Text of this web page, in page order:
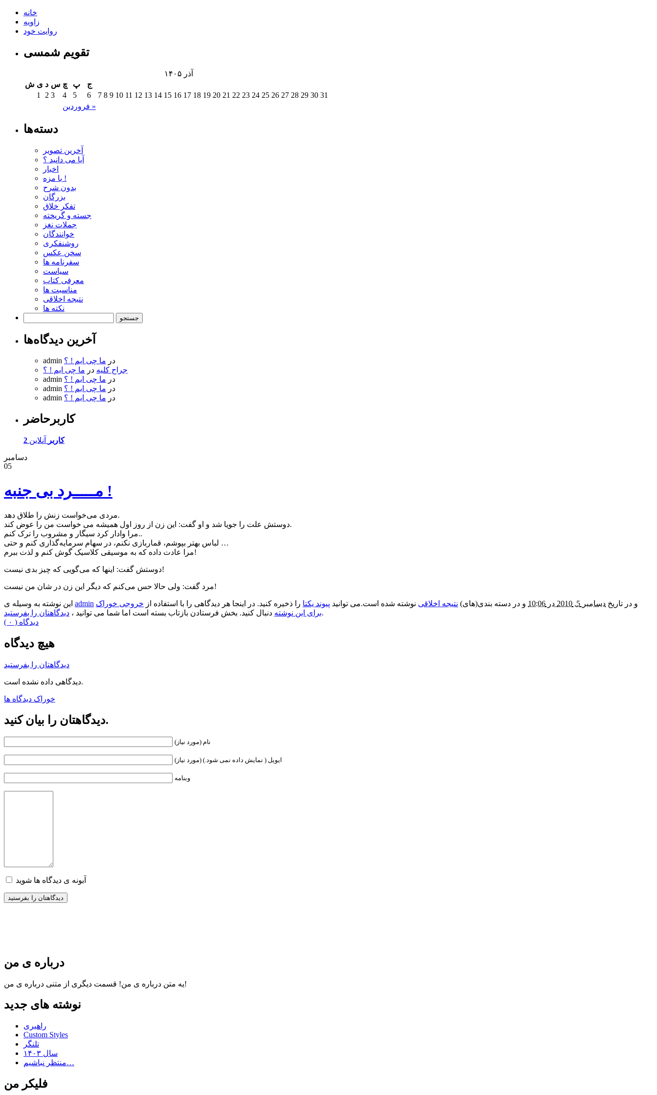
خانه
زاویه
روایت خود
تقویم شمسی
آذر ۱۴۰۵
ش ی د س چ پ ج
فروردین »
1 2 3 4 5 6 7 8 9 10 11 12 13 14 15 16 17 18 19 20 21 22 23 24 25 26 27 28 29 30 31
دسته‌ها
آخرین تصویر
آیا می دانید ؟
اخبار
با مزه !
بدون شرح
بزرگان
تفکر خلاق
جسته و گریخته
جملات نغز
خوانندگان
روشنفکری
سخن عکس
سفرنامه ها
سیاست
معرفی کتاب
مناسبت ها
نتیجه اخلاقی
نکته ها
آخرین دیدگاه‌ها
admin در ما چی ایم ! ؟
جراح کلیه در ما چی ایم ! ؟
admin
در ما چی ایم ! ؟
admin
در ما چی ایم ! ؟
admin
در ما چی ایم ! ؟
کاربرحاضر
2 کاربر آنلاین
دسامبر
05
مـــــرد بی جنبه !
مردی می‌خواست زنش را طلاق دهد.
دوستش علت را جویا شد و او گفت: این زن از روز اول همیشه می خواست من را عوض کند.
مرا وادار کرد سیگار و مشروب را ترک کنم..
لباس بهتر بپوشم، قماربازی نکنم، در سهام سرمایه‌گذاری کنم و حتی …
مرا عادت داده که به موسیقی کلاسیک گوش کنم و لذت ببرم!
دوستش گفت: اینها که می‌گویی که چیز بدی نیست!
مرد گفت: ولی حالا حس می‌کنم که دیگر این زن در شان من نیست!
admin و در تاریخ دسامبر 5, 2010 در 10:06 و در دسته بندی(های) نتیجه اخلاقی نوشته شده است.می توانید پیوند یکتا را ذخیره کنید. در اینجا هر دیدگاهی را با استفاده از خروجی خوراک
برای این نوشته دنبال کنید. بخش فرستادن بازتاب بسته است اما شما می توانید ، دیدگاهتان را بفرستید
.
( ۰ ) دیدگاه
هیچ دیدگاه
دیدگاهتان را بفرستید
دیدگاهی داده نشده است.
خوراک دیدگاه ها
دیدگاهتان را بیان کنید.
نام (مورد نیاز)
ایویل ( نمایش داده نمی شود.) (مورد نیاز)
وبنامه
آبونه ی دیدگاه ها شوید
درباره ی من
یه متن درباره ی من!قسمت دیگری از متنی درباره ی من!
نوشته های جدید
راهبری
Custom Styles
تلنگر
سال ۱۴۰۳
منتظر نباشیم…
فلیکر من